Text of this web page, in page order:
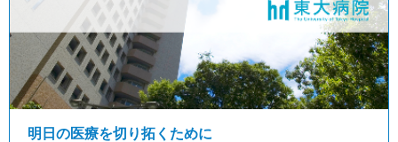
明日の医療を切り拓くために